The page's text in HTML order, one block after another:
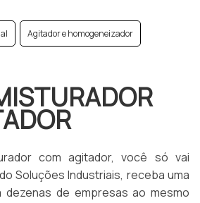
Agitador e homogeneizador
com agitador, você só vai
Soluções Industriais, receba uma
de empresas ao mesmo